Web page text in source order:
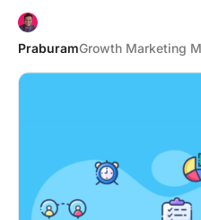
PraburamGrowth Marketing